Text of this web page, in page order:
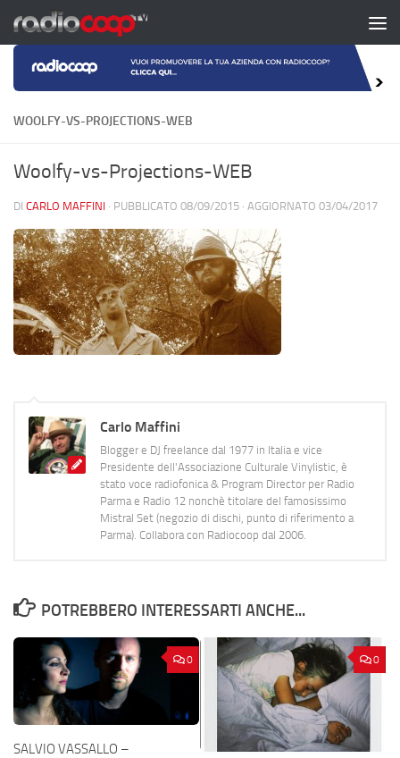
Salta al contenuto
WOOLFY-VS-PROJECTIONS-WEB
Woolfy-vs-Projections-WEB
DI CARLO MAFFINI · PUBBLICATO 08/09/2015 · AGGIORNATO 03/04/2017
Carlo Maffini
Blogger e DJ freelance dal 1977 in Italia e vice
Presidente dell'Associazione Culturale Vinylistic, è
stato voce radiofonica & Program Director per Radio
Parma e Radio 12 nonchè titolare del famosissimo
Mistral Set (negozio di dischi, punto di riferimento a
Parma). Collabora con Radiocoop dal 2006.
POTREBBERO INTERESSARTI ANCHE...
0
SALVIO VASSALLO –
0